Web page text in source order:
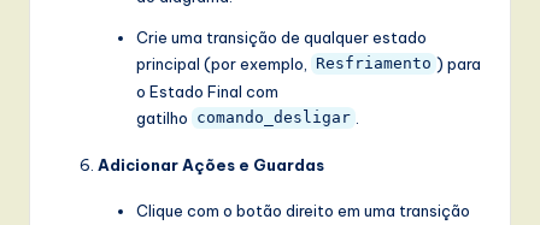
Crie uma transição de qualquer estado
principal (por exemplo,
Resfriamento ) para
o Estado Final com
gatilho comando_desligar
Adicionar Ações e Guardas
Clique com o botão direito em uma transição